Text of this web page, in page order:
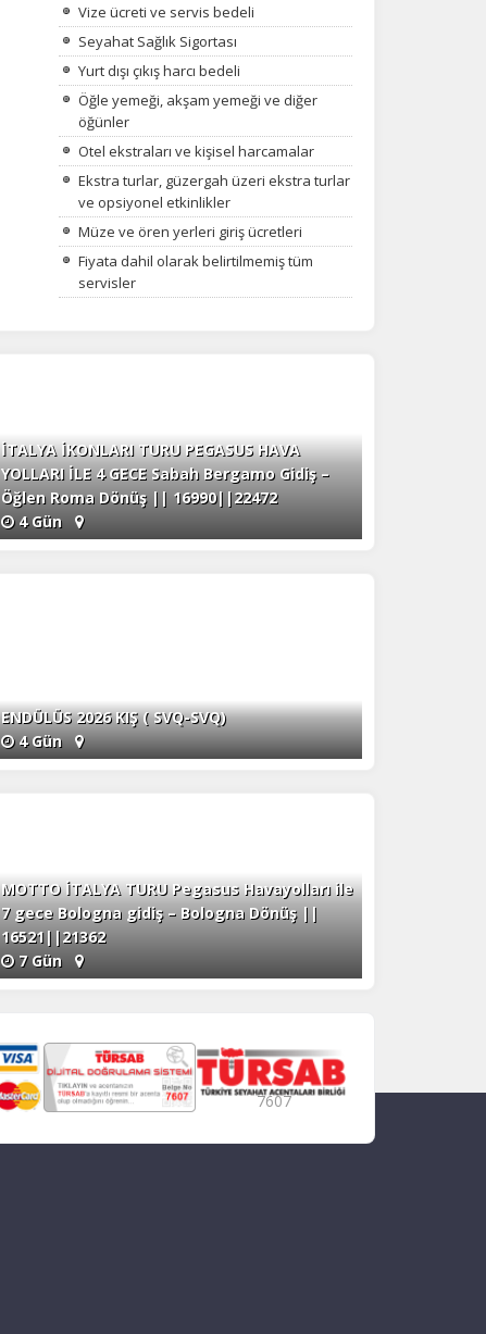
Vize ücreti ve servis bedeli
Seyahat Sağlık Sigortası
Yurt dışı çıkış harcı bedeli
Öğle yemeği, akşam yemeği ve diğer
öğünler
Otel ekstraları ve kişisel harcamalar
Ekstra turlar, güzergah üzeri ekstra turlar
ve opsiyonel etkinlikler
Müze ve ören yerleri giriş ücretleri
Fiyata dahil olarak belirtilmemiş tüm
servisler
İTALYA İKONLARI TURU PEGASUS HAVA
YOLLARI İLE 4 GECE Sabah Bergamo Gidiş –
Öğlen Roma Dönüş || 16990||22472
4 Gün
ENDÜLÜS 2026 KIŞ ( SVQ-SVQ)
4 Gün
MOTTO İTALYA TURU Pegasus Havayolları ile
7 gece Bologna gidiş – Bologna Dönüş ||
16521||21362
7 Gün
7607